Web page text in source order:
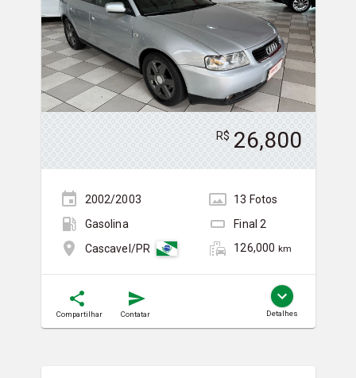
R$ 26,800
2002/2003 13 Fotos
Gasolina
Final2
Cascavel/PR
126,000 km
Compartilhar Contatar Detalhes